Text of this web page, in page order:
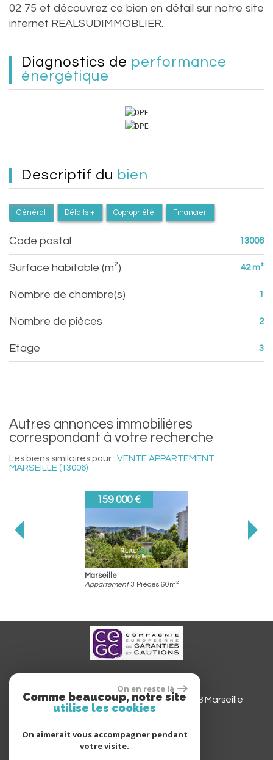
02 75 et découvrez ce bien en détail sur notre site
internet REALSUDIMMOBLIER.
diagnostics de performance
énergétique
descriptif du bien
Général Détails + Copropriété Financier
Code postal 13006
Surface habitable (m²) 42 m²
Nombre de chambre(s) 1
Nombre de pièces 2
Etage 3
autres annonces immobilières
correspondant à votre recherche
Les biens similaires pour : VENTE APPARTEMENT
MARSEILLE (13006)
159 000 €
Marseille
Appartement3 Pièces 60m²
Siège social 565 avenue du Prado13008Marseille
On en reste là
Comme beaucoup, notre site
utilise les cookies
On aimerait vous accompagner pendant
votre visite.